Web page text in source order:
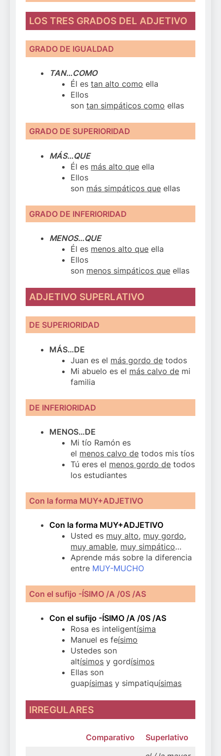
LOS TRES GRADOS DEL ADJETIVO
GRADO DE IGUALDAD
TAN…COMO
Él estan alto como ella
Ellos
sontan simpáticos como ellas
GRADO DE SUPERIORIDAD
MÁS…QUE
Él es más alto que ella
Ellos
son más simpáticos que ellas
GRADO DE INFERIORIDAD
MENOS…QUE
Él es menos alto que ella
Ellos
son menos simpáticos que ellas
ADJETIVO SUPERLATIVO
DE SUPERIORIDAD
MÁS…DE
Juan es el más gordo de todos
Mi abuelo es el más calvo de mi
familia
DE INFERIORIDAD
MENOS…DE
Mi tío Ramón es
el menos calvo de todos mis tíos
Tú eres el menos gordo de todos
los estudiantes
Con la forma MUY+ADJETIVO
Con la forma MUY+ADJETIVO
Usted es muy alto, muy gordo,
muy amable, muy simpático…
Aprende más sobre la diferencia
entre MUY-MUCHO
Con el sufijo -ÍSIMO /A /0S /AS
Con el sufijo -ÍSIMO /A /0S /AS
Rosa es inteligentísima
Manuel es feísimo
Ustedes son
altísimos y gordísimos
Ellas son
guapísimas y simpatiquísimas
IRREGULARES
Comparativo
Superlativo